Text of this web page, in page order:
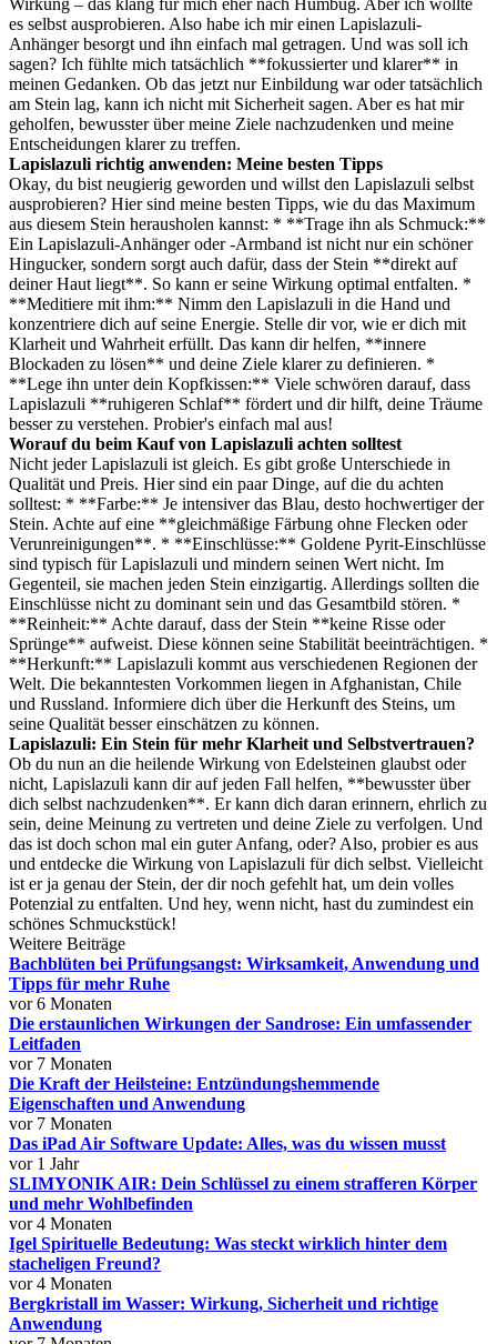
Wirkung – das klang für mich eher nach Humbug. Aber ich wollte
es selbst ausprobieren. Also habe ich mir einen Lapislazuli-
Anhänger besorgt und ihn einfach mal getragen. Und was soll ich
sagen? Ich fühlte mich tatsächlich **fokussierter und klarer** in
meinen Gedanken. Ob das jetzt nur Einbildung war oder tatsächlich
am Stein lag, kann ich nicht mit Sicherheit sagen. Aber es hat mir
geholfen, bewusster über meine Ziele nachzudenken und meine
Entscheidungen klarer zu treffen.
Lapislazuli richtig anwenden: Meine besten Tipps
Okay, du bist neugierig geworden und willst den Lapislazuli selbst
ausprobieren? Hier sind meine besten Tipps, wie du das Maximum
aus diesem Stein herausholen kannst: * **Trage ihn als Schmuck:**
Ein Lapislazuli-Anhänger oder -Armband ist nicht nur ein schöner
Hingucker, sondern sorgt auch dafür, dass der Stein **direkt auf
deiner Haut liegt**. So kann er seine Wirkung optimal entfalten. *
**Meditiere mit ihm:** Nimm den Lapislazuli in die Hand und
konzentriere dich auf seine Energie. Stelle dir vor, wie er dich mit
Klarheit und Wahrheit erfüllt. Das kann dir helfen, **innere
Blockaden zu lösen** und deine Ziele klarer zu definieren. *
**Lege ihn unter dein Kopfkissen:** Viele schwören darauf, dass
Lapislazuli **ruhigeren Schlaf** fördert und dir hilft, deine Träume
besser zu verstehen. Probier's einfach mal aus!
Worauf du beim Kauf von Lapislazuli achten solltest
Nicht jeder Lapislazuli ist gleich. Es gibt große Unterschiede in
Qualität und Preis. Hier sind ein paar Dinge, auf die du achten
solltest: * **Farbe:** Je intensiver das Blau, desto hochwertiger der
Stein. Achte auf eine **gleichmäßige Färbung ohne Flecken oder
Verunreinigungen**. * **Einschlüsse:** Goldene Pyrit-Einschlüsse
sind typisch für Lapislazuli und mindern seinen Wert nicht. Im
Gegenteil, sie machen jeden Stein einzigartig. Allerdings sollten die
Einschlüsse nicht zu dominant sein und das Gesamtbild stören. *
**Reinheit:** Achte darauf, dass der Stein **keine Risse oder
Sprünge** aufweist. Diese können seine Stabilität beeinträchtigen. *
**Herkunft:** Lapislazuli kommt aus verschiedenen Regionen der
Welt. Die bekanntesten Vorkommen liegen in Afghanistan, Chile
und Russland. Informiere dich über die Herkunft des Steins, um
seine Qualität besser einschätzen zu können.
Lapislazuli: Ein Stein für mehr Klarheit und Selbstvertrauen?
Ob du nun an die heilende Wirkung von Edelsteinen glaubst oder
nicht, Lapislazuli kann dir auf jeden Fall helfen, **bewusster über
dich selbst nachzudenken**. Er kann dich daran erinnern, ehrlich zu
sein, deine Meinung zu vertreten und deine Ziele zu verfolgen. Und
das ist doch schon mal ein guter Anfang, oder? Also, probier es aus
und entdecke die Wirkung von Lapislazuli für dich selbst. Vielleicht
ist er ja genau der Stein, der dir noch gefehlt hat, um dein volles
Potenzial zu entfalten. Und hey, wenn nicht, hast du zumindest ein
schönes Schmuckstück!
Weitere Beiträge
Bachblüten bei Prüfungsangst: Wirksamkeit, Anwendung und
Tipps für mehr Ruhe
vor 6 Monaten
Die erstaunlichen Wirkungen der Sandrose: Ein umfassender
Leitfaden
vor 7 Monaten
Die Kraft der Heilsteine: Entzündungshemmende
Eigenschaften und Anwendung
vor 7 Monaten
Das iPad Air Software Update: Alles, was du wissen musst
vor 1 Jahr
SLIMYONIK AIR: Dein Schlüssel zu einem strafferen Körper
und mehr Wohlbefinden
vor 4 Monaten
Igel Spirituelle Bedeutung: Was steckt wirklich hinter dem
stacheligen Freund?
vor 4 Monaten
Bergkristall im Wasser: Wirkung, Sicherheit und richtige
Anwendung